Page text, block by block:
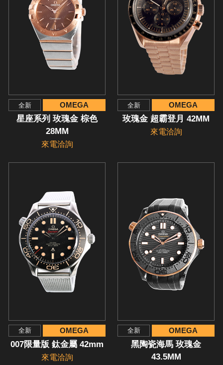
全新 OMEGA
星座系列 玫瑰金 棕色
28MM
來電洽詢
全新 OMEGA
玫瑰金 超霸登月 42MM
來電洽詢
全新 OMEGA
007限量版 鈦金屬 42mm
來電洽詢
全新 OMEGA
黑陶瓷海馬 玫瑰金
43.5MM